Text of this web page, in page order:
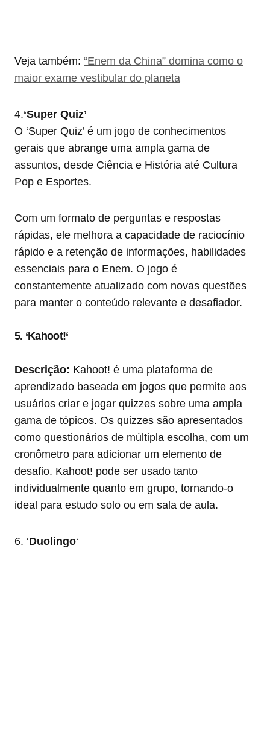
Veja também: “Enem da China” domina como o
maior exame vestibular do planeta
4.‘Super Quiz’
O ‘Super Quiz’ é um jogo de conhecimentos
gerais que abrange uma ampla gama de
assuntos, desde Ciência e História até Cultura
Pop e Esportes.
Com um formato de perguntas e respostas
rápidas, ele melhora a capacidade de raciocínio
rápido e a retenção de informações, habilidades
essenciais para o Enem. O jogo é
constantemente atualizado com novas questões
para manter o conteúdo relevante e desafiador.
5. ‘Kahoot!‘
Descrição: Kahoot! é uma plataforma de
aprendizado baseada em jogos que permite aos
usuários criar e jogar quizzes sobre uma ampla
gama de tópicos. Os quizzes são apresentados
como questionários de múltipla escolha, com um
cronômetro para adicionar um elemento de
desafio. Kahoot! pode ser usado tanto
individualmente quanto em grupo, tornando-o
ideal para estudo solo ou em sala de aula.
6. ‘Duolingo‘